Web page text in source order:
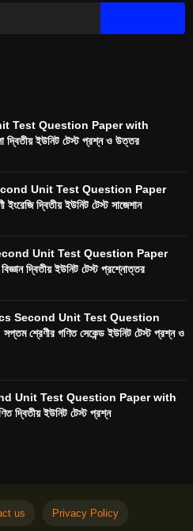
Test Question Paper with
ইউনিট টেস্ট প্রশ্ন ও উত্তর
Unit Test Question Paper
দ্বিতীয় ইউনিট টেস্ট সাজেশান
Unit Test Question Paper
দ্বিতীয় ইউনিট টেস্ট প্রশ্নোত্তর
Second Unit Test Question
গণিত সেকেন্ড ইউনিট টেস্ট প্রশ্ন ও
Unit Test Question Paper with
দ্বিতীয় ইউনিট টেস্ট প্রশ্ন
us Privacy Policy